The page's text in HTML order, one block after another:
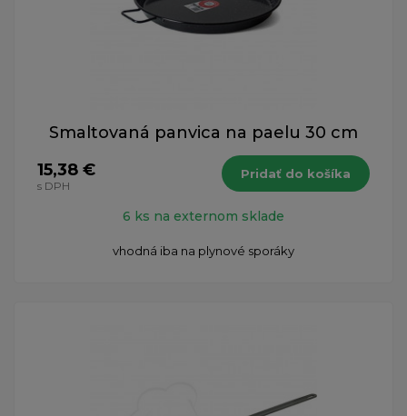
Smaltovaná panvica na paelu 30 cm
15,38 €
s DPH
Pridať do košíka
6 ks na externom sklade
vhodná iba na plynové sporáky